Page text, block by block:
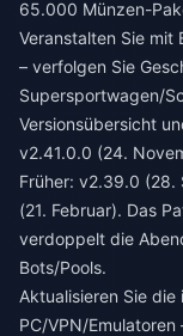
65.000 Münzen-
Veranstalten Sie mit
– verfolgen Sie
Supersportwagen/
Versionsübersicht
v2.41.0.0 (24.
Früher: v2.39.0 (28.
(21. Februar). Das
verdoppelt die
Bots/Pools.
Aktualisieren Sie
PC/VPN/